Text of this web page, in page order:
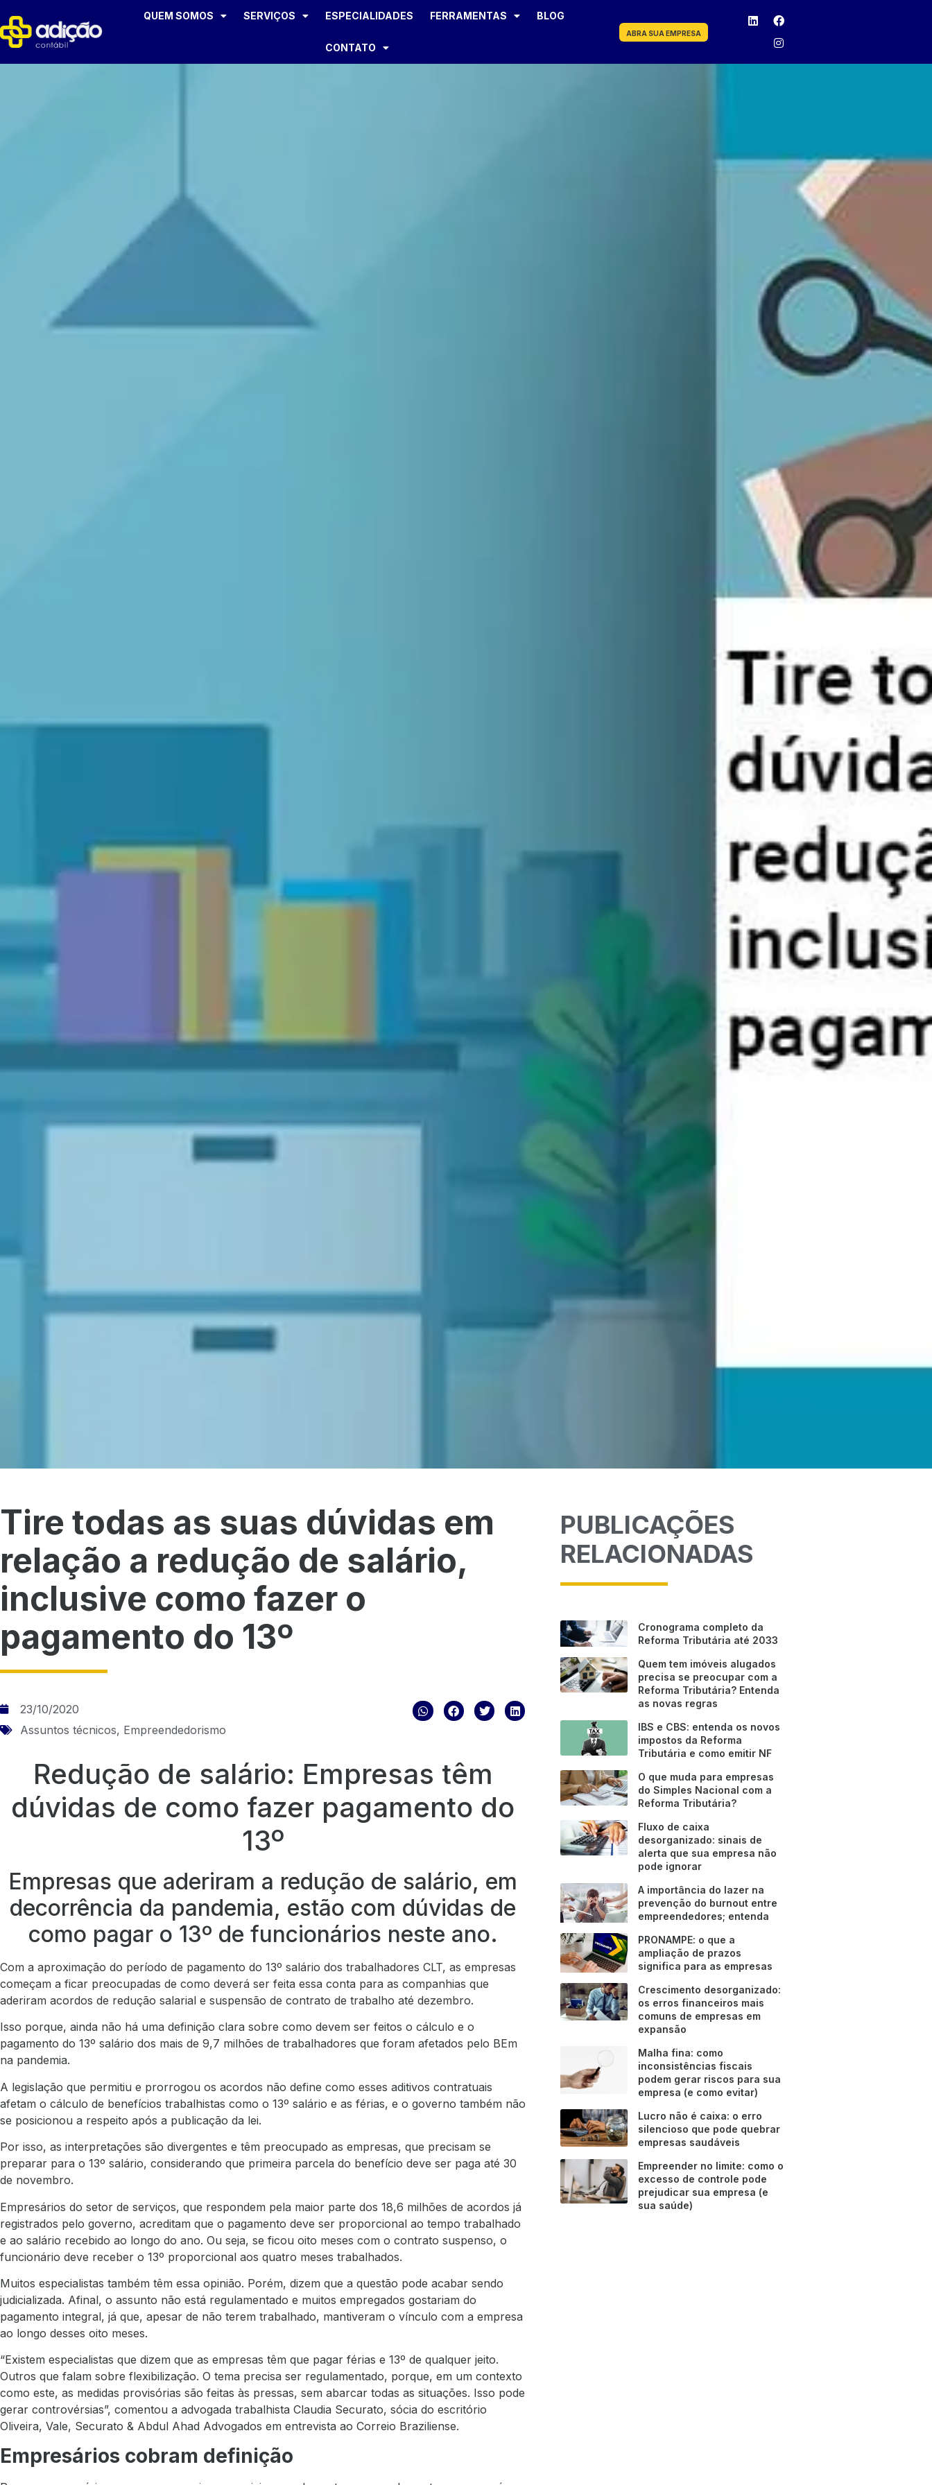
QUEM SOMOS SERVIÇOS ESPECIALIDADES FERRAMENTAS BLOG
CONTATO
ABRA SUA EMPRESA
Tire todas as suas dúvidas em
relação a redução de salário,
inclusive como fazer o
pagamento do 13º
23/10/2020
Assuntos técnicos, Empreendedorismo
Redução de salário: Empresas têm
dúvidas de como fazer pagamento do
13º
Empresas que aderiram a redução de salário, em
decorrência da pandemia, estão com dúvidas de
como pagar o 13º de funcionários neste ano.
Com a aproximação do período de pagamento do 13º salário dos trabalhadores CLT, as empresas
começam a ficar preocupadas de como deverá ser feita essa conta para as companhias que
aderiram acordos de redução salarial e suspensão de contrato de trabalho até dezembro.
Isso porque, ainda não há uma definição clara sobre como devem ser feitos o cálculo e o
pagamento do 13º salário dos mais de 9,7 milhões de trabalhadores que foram afetados pelo BEm
na pandemia.
A legislação que permitiu e prorrogou os acordos não define como esses aditivos contratuais
afetam o cálculo de benefícios trabalhistas como o 13º salário e as férias, e o governo também não
se posicionou a respeito após a publicação da lei.
Por isso, as interpretações são divergentes e têm preocupado as empresas, que precisam se
preparar para o 13º salário, considerando que primeira parcela do benefício deve ser paga até 30
de novembro.
Empresários do setor de serviços, que respondem pela maior parte dos 18,6 milhões de acordos já
registrados pelo governo, acreditam que o pagamento deve ser proporcional ao tempo trabalhado
e ao salário recebido ao longo do ano. Ou seja, se ficou oito meses com o contrato suspenso, o
funcionário deve receber o 13º proporcional aos quatro meses trabalhados.
Muitos especialistas também têm essa opinião. Porém, dizem que a questão pode acabar sendo
judicializada. Afinal, o assunto não está regulamentado e muitos empregados gostariam do
pagamento integral, já que, apesar de não terem trabalhado, mantiveram o vínculo com a empresa
ao longo desses oito meses.
“Existem especialistas que dizem que as empresas têm que pagar férias e 13º de qualquer jeito.
Outros que falam sobre flexibilização. O tema precisa ser regulamentado, porque, em um contexto
como este, as medidas provisórias são feitas às pressas, sem abarcar todas as situações. Isso pode
gerar controvérsias”, comentou a advogada trabalhista Claudia Securato, sócia do escritório
Oliveira, Vale, Securato & Abdul Ahad Advogados em entrevista ao Correio Braziliense.
Empresários cobram definição
PUBLICAÇÕES
RELACIONADAS
Cronograma completo da
Reforma Tributária até 2033
Quem tem imóveis alugados
precisa se preocupar com a
Reforma Tributária? Entenda
as novas regras
IBS e CBS: entenda os novos
impostos da Reforma
Tributária e como emitir NF
O que muda para empresas
do Simples Nacional com a
Reforma Tributária?
Fluxo de caixa
desorganizado: sinais de
alerta que sua empresa não
pode ignorar
A importância do lazer na
prevenção do burnout entre
empreendedores; entenda
PRONAMPE: o que a
ampliação de prazos
significa para as empresas
Crescimento desorganizado:
os erros financeiros mais
comuns de empresas em
expansão
Malha fina: como
inconsistências fiscais
podem gerar riscos para sua
empresa (e como evitar)
Lucro não é caixa: o erro
silencioso que pode quebrar
empresas saudáveis
Empreender no limite: como o
excesso de controle pode
prejudicar sua empresa (e
sua saúde)